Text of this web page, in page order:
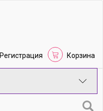
Регистрация Корзина